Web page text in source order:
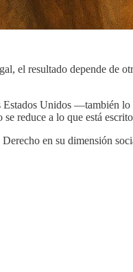
el resultado depende de
Unidos —también
reduce a lo que está
en su dimensión